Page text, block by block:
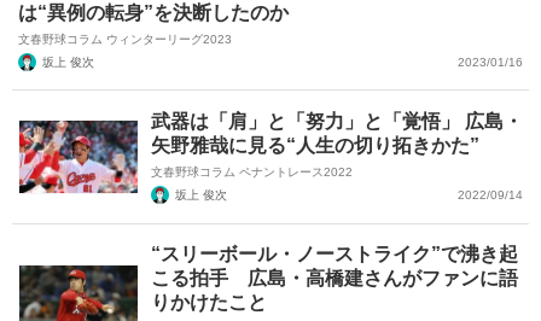
は“異例の転身”を決断したのか
文春野球コラム ウィンターリーグ2023
坂上 俊次
2023/01/16
武器は「肩」と「努力」と「覚悟」 広島・
矢野雅哉に見る“人生の切り拓きかた”
文春野球コラム ペナントレース2022
坂上 俊次
2022/09/14
“スリーボール・ノーストライク”で沸き起
こる拍手 広島・高橋建さんがファンに語
りかけたこと